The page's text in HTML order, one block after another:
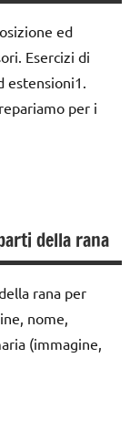
ed
Esercizi di
estensioni1.
per i
della rana
rana per
nome,
(immagine,